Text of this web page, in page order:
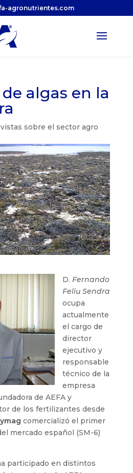
agronutrientes.com
algas en la
sobre el sector agro
D. Fernando
Feliu Sendra
ocupa
actualmente
el cargo de
director
ejecutivo y
responsable
técnico de la
empresa
de AEFA y
de los fertilizantes desde
comercializó el primer
mercado español (SM-6)
participado en distintos